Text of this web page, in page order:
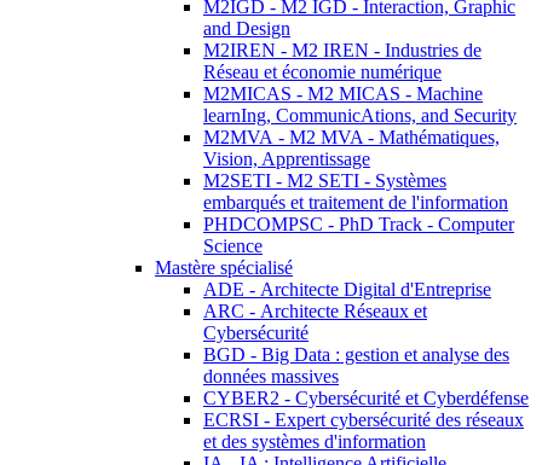
M2IGD - M2 IGD - Interaction, Graphic
and Design
M2IREN - M2 IREN - Industries de
Réseau et économie numérique
M2MICAS - M2 MICAS - Machine
learnIng, CommunicAtions, and Security
M2MVA - M2 MVA - Mathématiques,
Vision, Apprentissage
M2SETI - M2 SETI - Systèmes
embarqués et traitement de l'information
PHDCOMPSC - PhD Track - Computer
Science
Mastère spécialisé
ADE - Architecte Digital d'Entreprise
ARC - Architecte Réseaux et
Cybersécurité
BGD - Big Data : gestion et analyse des
données massives
CYBER2 - Cybersécurité et Cyberdéfense
ECRSI - Expert cybersécurité des réseaux
et des systèmes d'information